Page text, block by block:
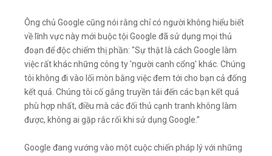
Ông chủ Google cũng nói rằng chỉ có người không hiểu biết
về lĩnh vực này mới buộc tội Google đã sử dụng mọi thủ
đoạn để độc chiếm thị phần: "Sự thật là cách Google làm
việc rất khác những công ty 'người canh cổng' khác. Chúng
tôi không đi vào lối mòn bằng việc đem tới cho bạn cả đống
kết quả. Chúng tôi cố gắng truyền tải đến các bạn kết quả
phù hợp nhất, điều mà các đối thủ cạnh tranh không làm
được, không ai gặp rắc rối khi sử dụng Google.”
Google đang vướng vào một cuộc chiến pháp lý với những